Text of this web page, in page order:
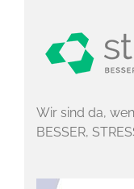
Wir sind da,
BESSER,